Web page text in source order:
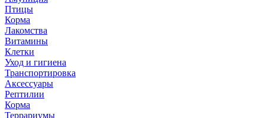
Птицы
Корма
Лакомства
Витамины
Клетки
Уход и гигиена
Транспортировка
Аксессуары
Рептилии
Корма
Террариумы